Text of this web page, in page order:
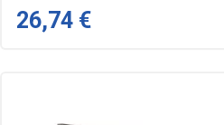
26,74 €